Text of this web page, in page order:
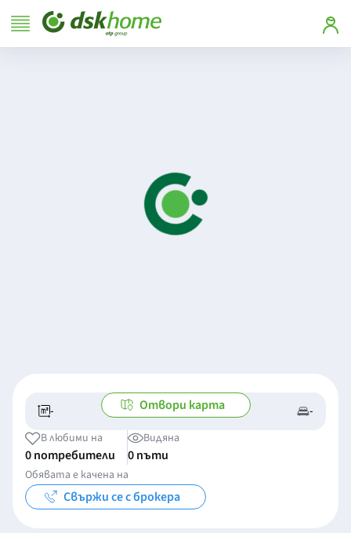
- -/- -
Отвори карта
В любими на
0 потребители
Видяна
0 пъти
Обявата е качена на
Свържи се с брокера